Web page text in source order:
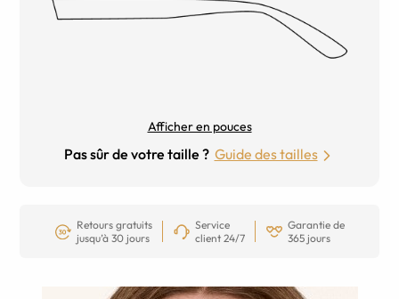
Afficher en pouces
Pas sûr de votre taille ? Guide des tailles
Retours gratuits
jusqu’à 30 jours
Service
client 24/7
Garantie de
365 jours